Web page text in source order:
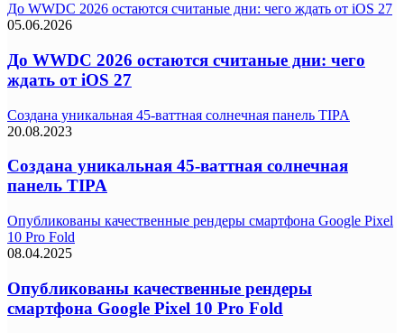
До WWDC 2026 остаются считаные дни: чего ждать от iOS 27
05.06.2026
До WWDC 2026 остаются считаные дни: чего
ждать от iOS 27
Создана уникальная 45-ваттная солнечная панель TIPA
20.08.2023
Создана уникальная 45-ваттная солнечная
панель TIPA
Опубликованы качественные рендеры смартфона Google Pixel
10 Pro Fold
08.04.2025
Опубликованы качественные рендеры
смартфона Google Pixel 10 Pro Fold